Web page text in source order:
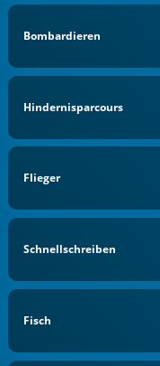
Bombardieren
Hindernisparcours
Flieger
Schnellschreiben
Fisch